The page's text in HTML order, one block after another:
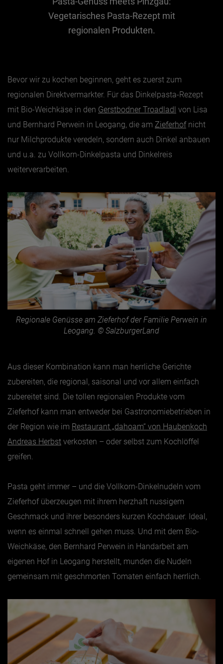
Kunst & Kultur
Archiv
Jänner
Februar
April
Mai
Juli
August
September
Oktober
November
Vegetarisches Pasta-Rezept mit
regionalen Produkten.
Bevor wir zu kochen beginnen, geht es zuerst zum
regionalen Direktvermarkter. Für das Dinkelpasta-Rezept
mit Bio-Weichkäse in den Gerstbodner Troadladl von Lisa
und Bernhard Perwein in Leogang, die am Zieferhofnicht
nur Milchprodukte veredeln, sondern auch Dinkel anbauen
und u.a. zu Vollkorn-Dinkelpasta und Dinkelreis
weiterverarbeiten.
Regionale Genüsse am Zieferhof der Familie Perwein in
Leogang. © SalzburgerLand
Aus dieser Kombination kann man herrliche Gerichte
zubereiten, die regional, saisonal und vor allem einfach
zubereitet sind. Die tollen regionalen Produkte vom
Zieferhof kann man entweder bei Gastronomiebetrieben in
der Region wie im Restaurant „dahoam“ von Haubenkoch
Andreas Herbst verkosten – oder selbst zum Kochlöffel
greifen.
Pasta geht immer – und die Vollkorn-Dinkelnudeln vom
Zieferhof überzeugen mit ihrem herzhaft nussigem
Geschmack und ihrer besonders kurzen Kochdauer. Ideal,
wenn es einmal schnell gehen muss. Und mit dem Bio-
Weichkäse, den Bernhard Perwein in Handarbeit am
eigenen Hof in Leogang herstellt, munden die Nudeln
gemeinsam mit geschmorten Tomaten einfach herrlich.